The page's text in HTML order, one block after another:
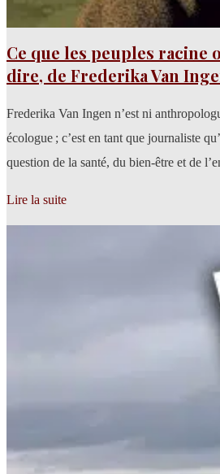
Ce que les peuples racine
dire, de Frederika Van
Frederika Van Ingen n’est ni
écologue ; c’est en tant que journaliste
question de la santé, du bien-être et de
Lire la suite